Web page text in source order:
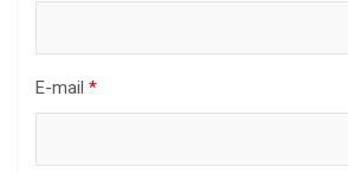
E-mail *